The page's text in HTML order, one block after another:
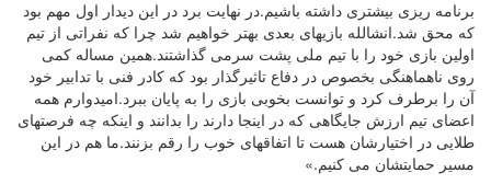
برنامه ریزی بیشتری داشته باشیم.در نهایت برد در این دیدار اول مهم بود
که محق شد.انشالله بازیهای بعدی بهتر خواهیم شد چرا که نفراتی از تیم
اولین بازی خود را با تیم ملی پشت سرمی گذاشتند.همین مساله کمی
روی ناهماهنگی بخصوص در دفاع تاثیرگذار بود که کادر فنی با تدابیر خود
آن را برطرف کرد و توانست بخوبی بازی را به پایان ببرد.امیدوارم همه
اعضای تیم ارزش جایگاهی که در اینجا دارند را بدانند و اینکه چه فرصتهای
طلایی در اختیارشان هست تا اتفاقهای خوب را رقم بزنند.ما هم در این
مسیر حمایتشان می کنیم.»